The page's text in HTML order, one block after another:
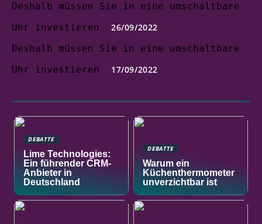
Deshalb müssen Sie in eine umschaltbare
Uhr investieren
26/09/2022
Deshalb müssen Sie in eine umschaltbare
Uhr investieren
17/09/2022
DEBATTE
Lime Technologies:
Ein führender CRM-
Anbieter in
Deutschland
DEBATTE
Warum ein
Küchenthermometer
unverzichtbar ist